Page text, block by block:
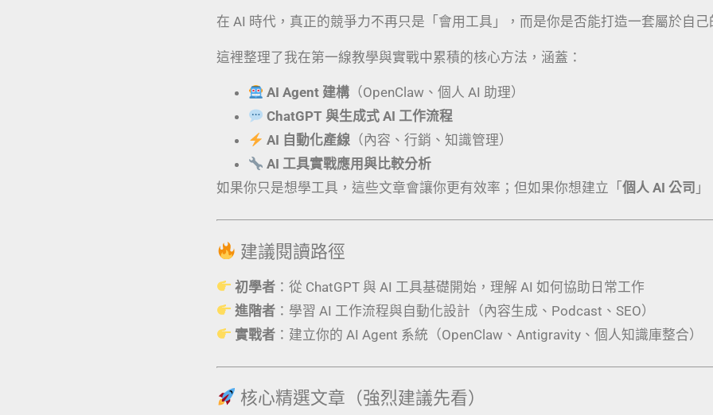
在 AI 時代，真正的競爭力不再只是「會用工具」，而是你是否能打造一套屬於自
這裡整理了我在第一線教學與實戰中累積的核心方法，涵蓋：
AI Agent 建構 （OpenClaw、個人 AI 助理）
ChatGPT 與生成式 AI 工作流程
AI 自動化產線 （內容、行銷、知識管理）
AI 工具實戰應用與比較分析
如果你只是想學工具，這些文章會讓你更有效率；但如果你想建立「 個人 AI 公司
建議閱讀路徑
初學者 ：從 ChatGPT 與 AI 工具基礎開始，理解 AI 如何協助日常工作
進階者 ：學習 AI 工作流程與自動化設計（內容生成、Podcast、SEO）
實戰者 ：建立你的 AI Agent 系統（OpenClaw、Antigravity、個人知識庫整合）
核心精選文章（強烈建議先看）